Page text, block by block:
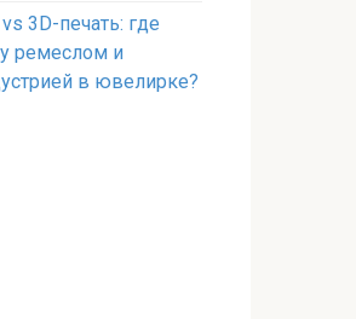
3D-печать: где
ремеслом и
в ювелирке?